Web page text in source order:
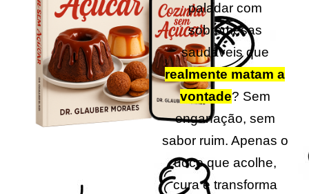
paladar com
sobremesas
saudáveis que
realmente matam a
vontade? Sem
enganação, sem
sabor ruim. Apenas o
doce que acolhe,
cura e transforma